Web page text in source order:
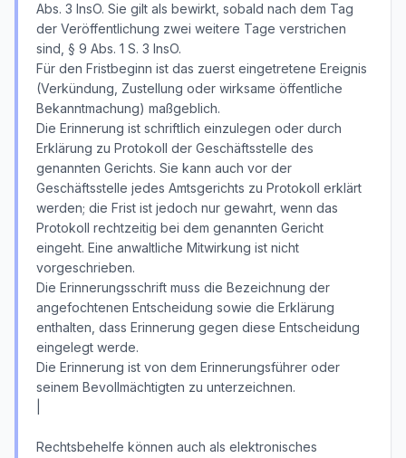
Abs. 3 InsO. Sie gilt als bewirkt, sobald nach dem Tag
der Veröffentlichung zwei weitere Tage verstrichen
sind, § 9 Abs. 1 S. 3 InsO.
Für den Fristbeginn ist das zuerst eingetretene Ereignis
(Verkündung, Zustellung oder wirksame öffentliche
Bekanntmachung) maßgeblich.
Die Erinnerung ist schriftlich einzulegen oder durch
Erklärung zu Protokoll der Geschäftsstelle des
genannten Gerichts. Sie kann auch vor der
Geschäftsstelle jedes Amtsgerichts zu Protokoll erklärt
werden; die Frist ist jedoch nur gewahrt, wenn das
Protokoll rechtzeitig bei dem genannten Gericht
eingeht. Eine anwaltliche Mitwirkung ist nicht
vorgeschrieben.
Die Erinnerungsschrift muss die Bezeichnung der
angefochtenen Entscheidung sowie die Erklärung
enthalten, dass Erinnerung gegen diese Entscheidung
eingelegt werde.
Die Erinnerung ist von dem Erinnerungsführer oder
seinem Bevollmächtigten zu unterzeichnen.
Rechtsbehelfe können auch als elektronisches